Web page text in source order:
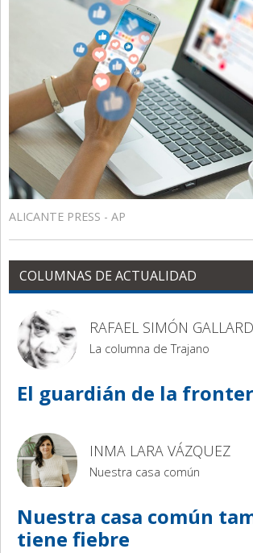
ALICANTE PRESS - AP
COLUMNAS DE ACTUALIDAD
RAFAEL SIMÓN
La columna de Trajano
El guardián de la
INMA LARA VÁZQUEZ
Nuestra casa común
Nuestra casa común
tiene fiebre